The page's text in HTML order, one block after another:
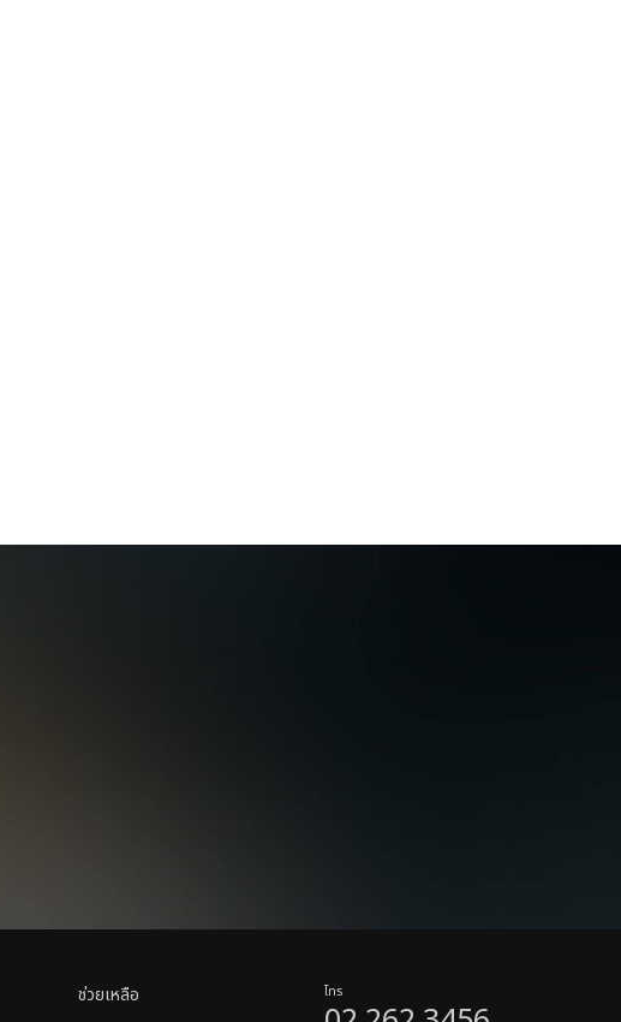
ช่วยเหลือ โทร